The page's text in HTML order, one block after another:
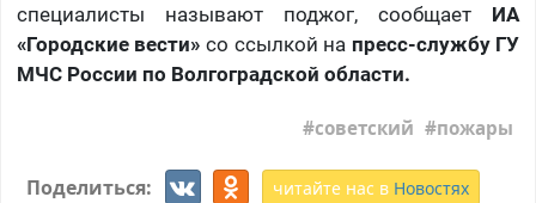
специалисты называют поджог, сообщает ИА
«Городские вести» со ссылкой на пресс-службу ГУ
МЧС России по Волгоградской области.
советский пожары
Поделиться: читайте нас в Новостях